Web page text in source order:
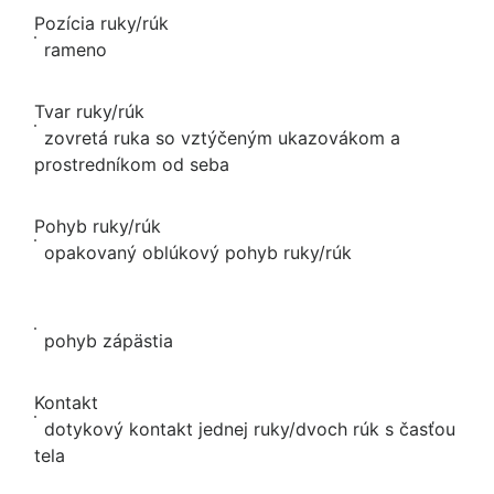
Pozícia ruky/rúk
rameno
Tvar ruky/rúk
zovretá ruka so vztýčeným ukazovákom a
prostredníkom od seba
Pohyb ruky/rúk
opakovaný oblúkový pohyb ruky/rúk
pohyb zápästia
Kontakt
dotykový kontakt jednej ruky/dvoch rúk s časťou
tela